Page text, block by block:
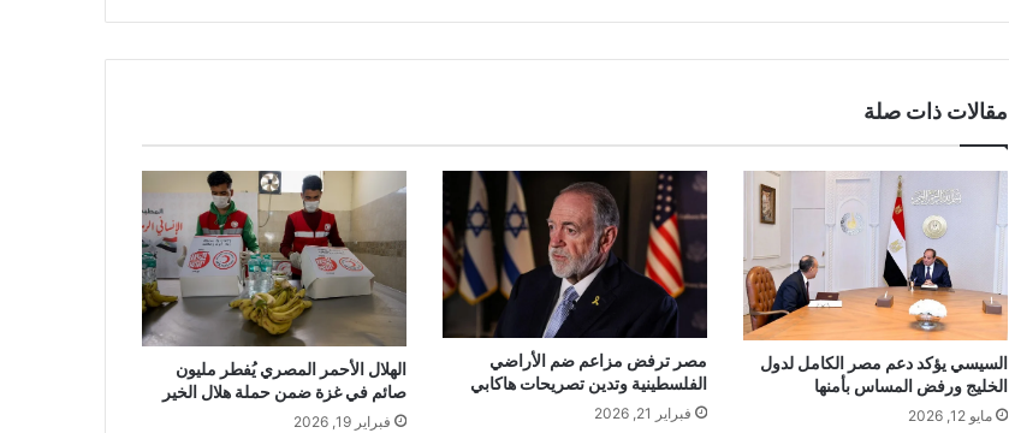
مقالات ذات صلة
السيسي يؤكد دعم مصر الكامل لدول
الخليج ورفض المساس بأمنها
مايو 12, 2026
مصر ترفض مزاعم ضم الأراضي
الفلسطينية وتدين تصريحات هاكابي
فبراير 21, 2026
الهلال الأحمر المصري يُفطر مليون
صائم في غزة ضمن حملة هلال الخير
فبراير 19, 2026